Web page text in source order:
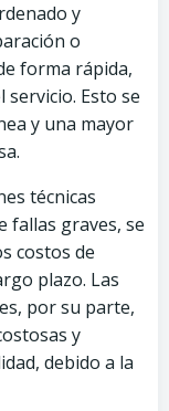
y
o
forma rápida,
Esto se
y una mayor
técnicas
fallas graves, se
costos de
plazo. Las
por su parte,
y
debido a la